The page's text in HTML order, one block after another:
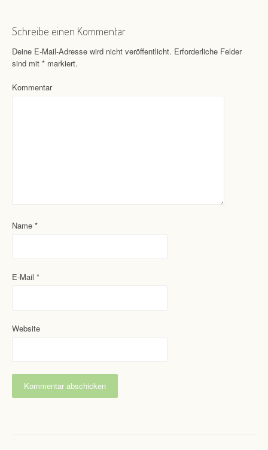
Schreibe einen Kommentar
Deine E-Mail-Adresse wird nicht veröffentlicht. Erforderliche Felder
sind mit * markiert.
Kommentar
Name *
E-Mail *
Website